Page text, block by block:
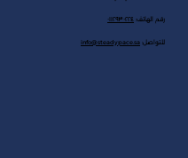
رقم الهاتف: ٠١١٢٩٣٠٢٢٤
للتواصل: info@steadypace.sa